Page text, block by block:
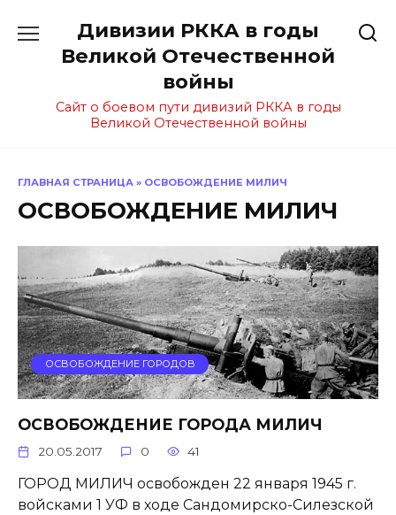
содержанию
Дивизии РККА в годы
Великой Отечественной
войны
Сайт о боевом пути дивизий РККА в годы
Великой Отечественной войны
ГЛАВНАЯ СТРАНИЦА » ОСВОБОЖДЕНИЕ МИЛИЧ
ОСВОБОЖДЕНИЕ МИЛИЧ
ОСВОБОЖДЕНИЕ ГОРОДОВ
ОСВОБОЖДЕНИЕ ГОРОДА МИЛИЧ
20.05.2017 0 41
ГОРОД МИЛИЧ освобожден 22 января 1945 г.
войсками 1 УФ в ходе Сандомирско-Силезской